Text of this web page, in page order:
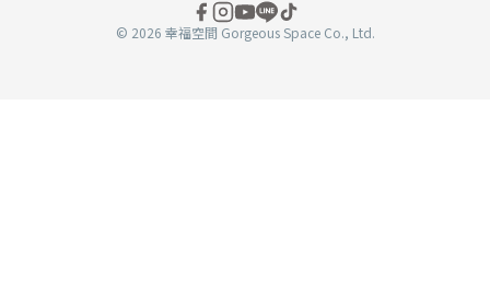
© 2026 幸福空間 Gorgeous Space Co., Ltd.